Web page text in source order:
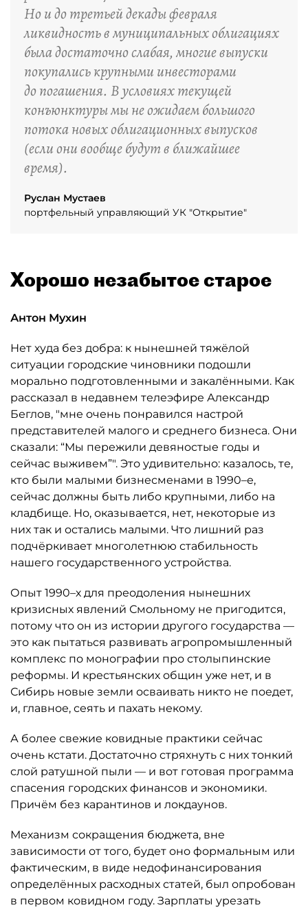
Но и до третьей декады февраля
ликвидность в муниципальных облигациях
была достаточно слабая, многие выпуски
покупались крупными инвесторами
до погашения. В условиях текущей
конъюнктуры мы не ожидаем большого
потока новых облигационных выпусков
(если они вообще будут в ближайшее
время).
Руслан Мустаев
портфельный управляющий УК "Открытие"
Хорошо незабытое старое
Антон Мухин
Нет худа без добра: к нынешней тяжёлой
ситуации городские чиновники подошли
морально подготовленными и закалёнными. Как
рассказал в недавнем телеэфире Александр
Беглов, "мне очень понравился настрой
представителей малого и среднего бизнеса. Они
сказали: “Мы пережили девяностые годы и
сейчас выживем”". Это удивительно: казалось, те,
кто были малыми бизнесменами в 1990–е,
сейчас должны быть либо крупными, либо на
кладбище. Но, оказывается, нет, некоторые из
них так и остались малыми. Что лишний раз
подчёркивает многолетнюю стабильность
нашего государственного устройства.
Опыт 1990–х для преодоления нынешних
кризисных явлений Смольному не пригодится,
потому что он из истории другого государства —
это как пытаться развивать агропромышленный
комплекс по монографии про столыпинские
реформы. И крестьянских общин уже нет, и в
Сибирь новые земли осваивать никто не поедет,
и, главное, сеять и пахать некому.
А более свежие ковидные практики сейчас
очень кстати. Достаточно стряхнуть с них тонкий
слой ратушной пыли — и вот готовая программа
спасения городских финансов и экономики.
Причём без карантинов и локдаунов.
Механизм сокращения бюджета, вне
зависимости от того, будет оно формальным или
фактическим, в виде недофинансирования
определённых расходных статей, был опробован
в первом ковидном году. Зарплаты урезать